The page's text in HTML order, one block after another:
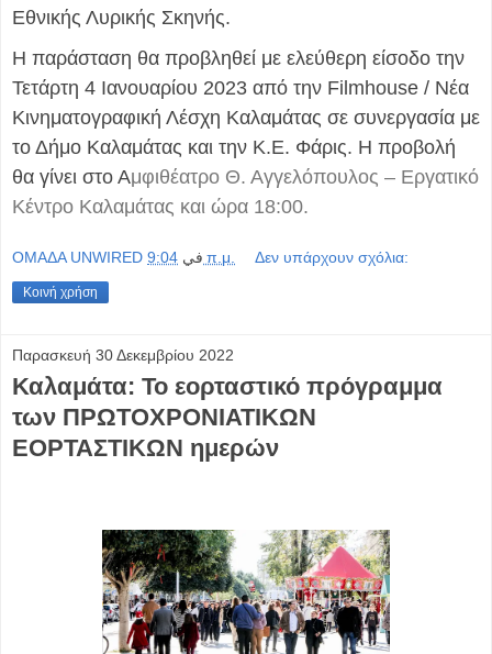
Εθνικής Λυρικής Σκηνής.
Η παράσταση θα προβληθεί με ελεύθερη είσοδο την
Τετάρτη 4 Ιανουαρίου 2023 από την Filmhouse / Νέα
Κινηματογραφική Λέσχη Καλαμάτας σε συνεργασία με
το Δήμο Καλαμάτας και την Κ.Ε. Φάρις. Η προβολή
θα γίνει στο Αμφιθέατρο Θ. Αγγελόπουλος – Εργατικό
Κέντρο Καλαμάτας και ώρα 18:00.
OMAΔΑ UNWIRED في 9:04 π.μ. Δεν υπάρχουν σχόλια:
Κοινή χρήση
Παρασκευή 30 Δεκεμβρίου 2022
Καλαμάτα: Το εορταστικό πρόγραμμα
των ΠΡΩΤΟΧΡΟΝΙΑΤΙΚΩΝ
ΕΟΡΤΑΣΤΙΚΩΝ ημερών